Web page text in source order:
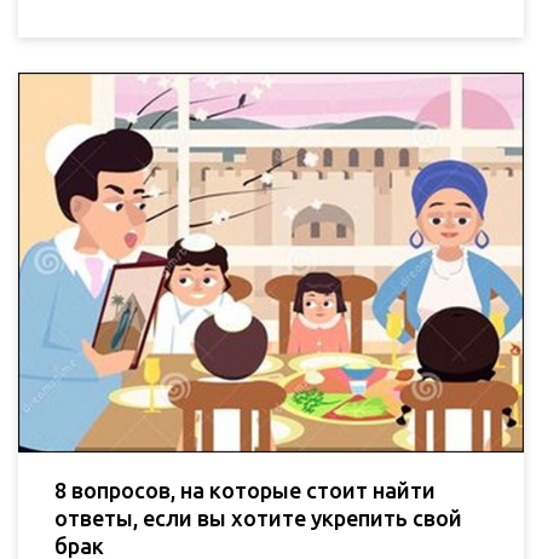
8 вопросов, на которые стоит найти
ответы, если вы хотите укрепить свой
брак